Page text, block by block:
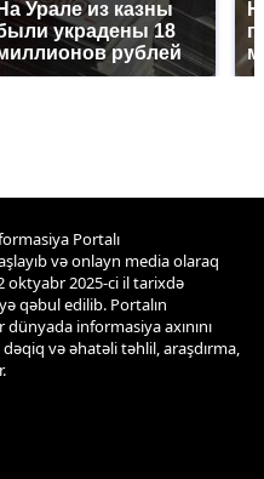
На Урале из казны
украдены 18
рублей
Portalı
və onlayn media olaraq
oktyabr 2025-ci il tarixdə
qəbul edilib. Portalın
informasiya axınını
və əhatəli təhlil, araşdırma,